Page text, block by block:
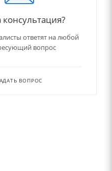
ответят на любой
вопрос
ВОПРОС